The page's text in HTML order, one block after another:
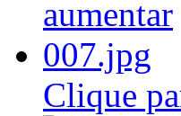
Clique